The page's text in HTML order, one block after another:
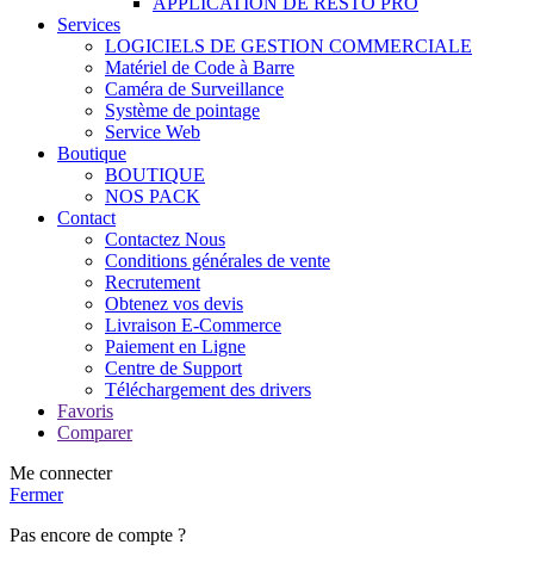
Services
LOGICIELS DE GESTION COMMERCIALE
Matériel de Code à Barre
Caméra de Surveillance
Système de pointage
Service Web
Boutique
BOUTIQUE
NOS PACK
Contact
Contactez Nous
Conditions générales de vente
Recrutement
Obtenez vos devis
Livraison E-Commerce
Paiement en Ligne
Centre de Support
Téléchargement des drivers
Favoris
Comparer
Me connecter
Fermer
Pas encore de compte ?